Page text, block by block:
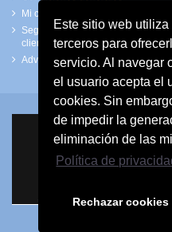
Este sitio web
terceros para
servicio. Al navegar
el usuario acepta el
cookies. Sin
de impedir la
eliminación de las
Política de
Rechazar cookies
Mi cuenta
Seguimiento de pedidos de
clientes invitados
Advertencias de seguridad